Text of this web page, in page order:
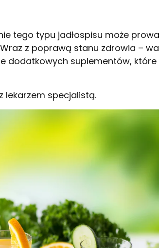
tego typu jadłospisu może
Wraz z poprawą stanu zdrowia –
dodatkowych suplementów, które
lekarzem specjalistą.